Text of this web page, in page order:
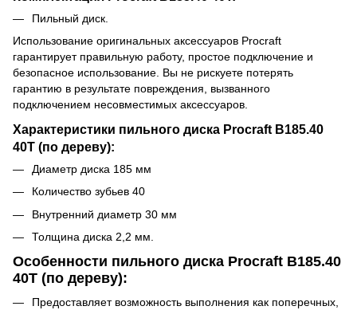
Пильный диск.
Использование оригинальных аксессуаров Procraft
гарантирует правильную работу, простое подключение и
безопасное использование. Вы не рискуете потерять
гарантию в результате повреждения, вызванного
подключением несовместимых аксессуаров.
Характеристики пильного диска Procraft B185.40
40T (по дереву):
Диаметр диска 185 мм
Количество зубьев 40
Внутренний диаметр 30 мм
Толщина диска 2,2 мм.
Особенности пильного диска Procraft B185.40
40T (по дереву):
Предоставляет возможность выполнения как поперечных,